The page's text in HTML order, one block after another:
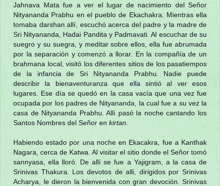
Jahnava Mata fue a ver el lugar de nacimiento del Señor
Nityananda Prabhu en el pueblo de Ekachakra. Mientras ella
tomaba darshan allí, escuchó acerca del padre y la madre de
Sri Nityananda, Hadai Pandita y Padmavati. Al escuchar de su
suegro y su suegra, y meditar sobre ellos, ella fue abrumada
por la separación y comenzó a llorar. En la compañía de un
brahmana local, visitó los diferentes sitios de los pasatiempos
de la infancia de Sri Nityananda Prabhu. Nadie puede
describir la bienaventuranza que ella sintió al ver esos
lugares. Ese día se quedó en la casa vacía que una vez fue
ocupada por los padres de Nityananda, la cual fue a su vez la
casa de Nityananda Prabhu. Allí pasó la noche cantando los
Santos Nombres del Señor en kirtan
Habiendo estado por una noche en Ekacakra, fue a Kanthak
Nagara, cerca de Katwa. Al visitar el sitio donde el Señor tomó
sannyasa, ella lloró. De allí se fue a Yajigram, a la casa de
Srinivas Thakura. Los devotos de alli, dirigidos por Srinivas
Acharya, le dieron la bienvenida con gran devoción. Srinivas